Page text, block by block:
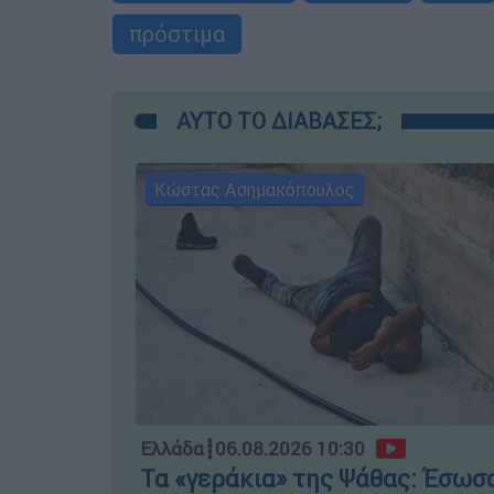
πρόστιμα
ΑΥΤΟ ΤΟ ΔΙΑΒΑΣΕΣ;
Κώστας Ασημακόπουλος
Ελλάδα┋06.08.2026 10:30
Τα «γεράκια» της Ψάθας: